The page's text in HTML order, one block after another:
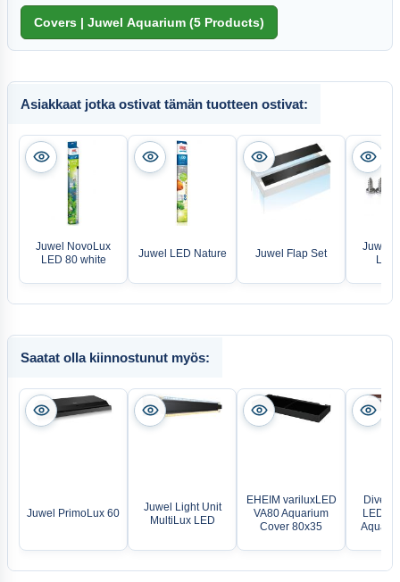
Asiakkaat jotka ostivat tämän tuotteen ostivat:
Juwel NovoLux
LED 80 white
Juwel LED Nature Juwel Flap Set
Juwel
Saatat olla kiinnostunut myös:
Juwel PrimoLux 60
Juwel Light Unit
MultiLux LED
EHEIM variluxLED
VA80 Aquarium
Cover 80x35
LED